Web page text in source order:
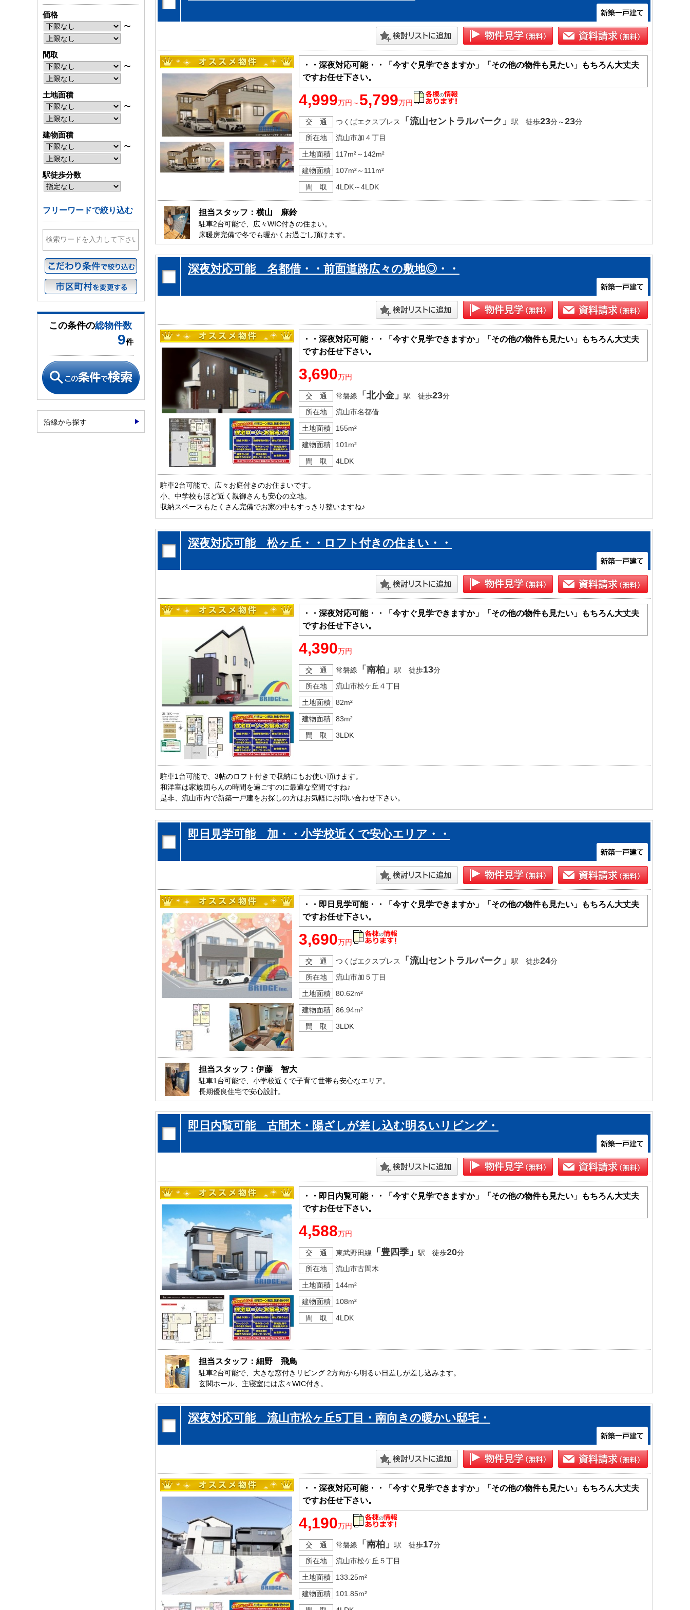
・・深夜対応可能・・「今すぐ見学できますか」「その他の物件も見たい」もちろん大丈夫
ですお任せ下さい。
4,999万円～ 5,799万円
交 通 つくばエクスプレス 「流山セントラルパーク」駅 徒歩23分～23分
所在地
流山市加４丁目
土地面積
117m²～142m²
建物面積
107m²～111m²
間 取
4LDK～4LDK
担当スタッフ：横山　麻鈴
駐車2台可能で、広々WIC付きの住まい。
床暖房完備で冬でも暖かくお過ごし頂けます。
リビング階段は1.2階の移動負担の軽減にもなりますね！
是非、流山市内で新築一戸建てをお探しの方はお気軽にお問い合わせください。
お待ちしております。
深夜対応可能 名都借・・前面道路広々の敷地◎・・
・・深夜対応可能・・「今すぐ見学できますか」「その他の物件も見たい」もちろん大丈夫
ですお任せ下さい。
3,690万円
交 通 常磐線 「北小金」駅 徒歩23分
所在地
流山市名都借
土地面積
155m²
建物面積
101m²
間 取
4LDK
駐車2台可能で、広々お庭付きのお住まいです。
小、中学校もほど近く親御さんも安心の立地。
収納スペースもたくさん完備でお家の中もすっきり整いますね♪
是非、流山市内で新築一戸建をお探しの方はお気軽にお問い合わせ下さい。
お待ちしております。
深夜対応可能 松ヶ丘・・ロフト付きの住まい・・
・・深夜対応可能・・「今すぐ見学できますか」「その他の物件も見たい」もちろん大丈夫
ですお任せ下さい。
4,390万円
交 通 常磐線 「南柏」駅 徒歩13分
所在地
流山市松ケ丘４丁目
土地面積
82m²
建物面積
83m²
間 取
3LDK
駐車1台可能で、3帖のロフト付きで収納にもお使い頂けます。
和洋室は家族団らんの時間を過ごすのに最適な空間ですね♪
是非、流山市内で新築一戸建をお探しの方はお気軽にお問い合わせ下さい。
お待ちしております。
即日見学可能 加・・小学校近くで安心エリア・・
・・即日見学可能・・「今すぐ見学できますか」「その他の物件も見たい」もちろん大丈夫
ですお任せ下さい。
3,690万円
交 通 つくばエクスプレス 「流山セントラルパーク」 駅 徒歩24分
所在地
流山市加５丁目
土地面積
80.62m²
建物面積
86.94m²
間 取
3LDK
担当スタッフ：伊藤　智大
駐車1台可能で、小学校近くで子育て世帯も安心なエリア。
長期優良住宅で安心設計。
是非、流山市内で新築一戸建てをお探しの方はお気軽にお問い合わせください。
お待ちしております。
即日内覧可能 古間木・陽ざしが差し込む明るいリビング・
・・即日内覧可能・・「今すぐ見学できますか」「その他の物件も見たい」もちろん大丈夫
ですお任せ下さい。
4,588万円
交 通 東武野田線 「豊四季」駅 徒歩20分
所在地
流山市古間木
土地面積
144m²
建物面積
108m²
間 取
4LDK
担当スタッフ：細野　飛鳥
駐車2台可能で、大きな窓付きリビング 2方向から明るい日差しが差し込みます。
玄関ホール、主寝室には広々WIC付き。
またゆったり広々脱衣室で、ママの家事も捗ります。
是非、流山市内で新築一戸建てをお探しの方はお気軽にお問い合わせください。
お待ちしております。
深夜対応可能 流山市松ヶ丘5丁目・南向きの暖かい邸宅・
・・深夜対応可能・・「今すぐ見学できますか」「その他の物件も見たい」もちろん大丈夫
ですお任せ下さい。
4,190万円
交 通 常磐線 「南柏」 駅 徒歩17分
所在地
流山市松ケ丘５丁目
土地面積
133.25m²
建物面積
101.85m²
価格
〜
間取
〜
土地面積
〜
建物面積
〜
駅徒歩分数
フリーワードで絞り込む
この条件の総物件数
9件
沿線から探す